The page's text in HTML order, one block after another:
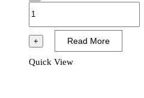
i-
S3L
+ Read More
Quick View